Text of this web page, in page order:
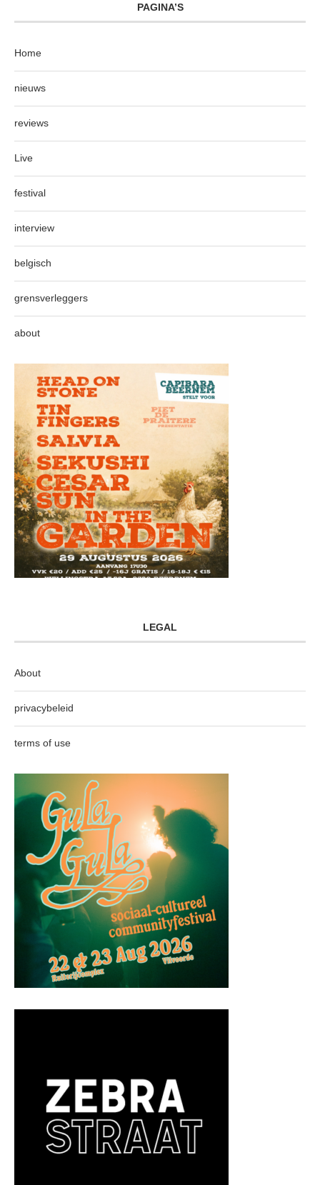
PAGINA’S
Home
nieuws
reviews
Live
festival
interview
belgisch
grensverleggers
about
LEGAL
About
privacybeleid
terms of use